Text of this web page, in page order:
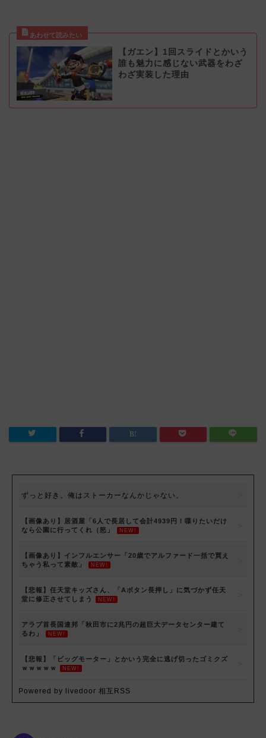
【ガエン】1回スライドとかいう
誰も魅力に感じない武器をわざ
わざ実装した理由
ずっと好き。俺はストーカーなんかじゃない。
【画像あり】居酒屋「6人で長居して会計4939円！喋りたいだけ
なら公園に行ってくれ（怒」
NEW!
【画像あり】インフルエンサー「20歳でアルファード一括で買え
ちゃう私って素敵」
NEW!
【悲報】任天堂キッズさん、「Aボタン長押し」に気づかず任天
堂に修正させてしまう
NEW!
アラブ首長国連邦「秋田市に2兆円の超巨大データセンター建て
るわ」
NEW!
【悲報】「ビッグモーター」とかいう完全に逃げ切ったゴミクズ
ｗｗｗｗｗ
NEW!
Powered by livedoor 相互RSS